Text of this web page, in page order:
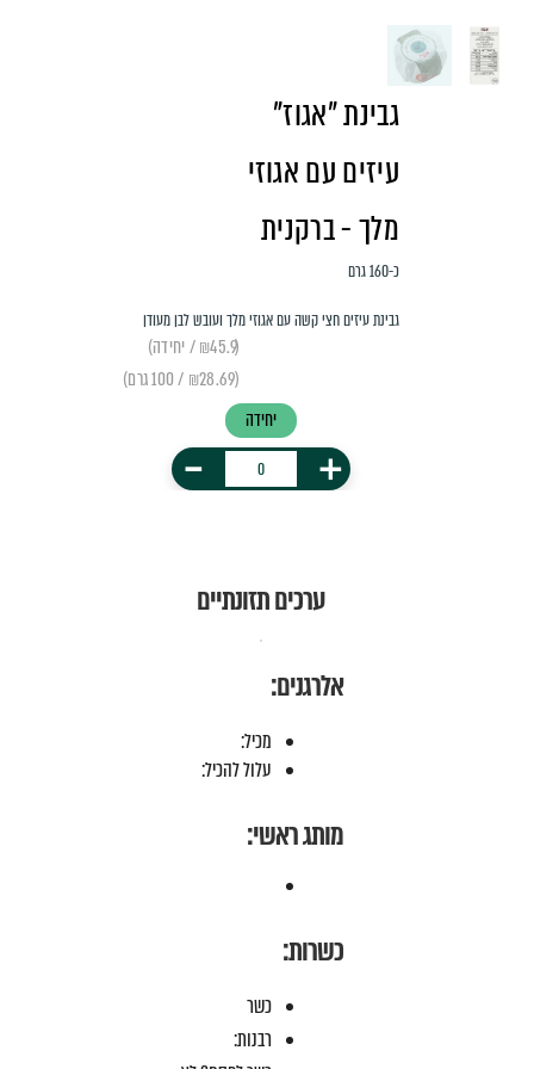
גבינת "אגוז"
עיזים עם אגוזי
מלך - ברקנית
כ-160 גרם
גבינת עיזים חצי קשה עם אגוזי מלך ועובש לבן מעודן
(₪45.9 / יחידה)
(₪28.69 / 100 גרם)
יחידה
+
-
ערכים תזונתיים
אלרגנים:
מכיל:
עלול להכיל:
מותג ראשי:
כשרות:
כשר
רבנות: